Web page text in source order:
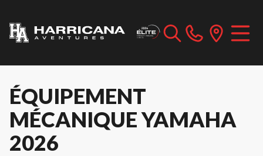
ÉQUIPEMENT
MÉCANIQUE YAMAHA
2026